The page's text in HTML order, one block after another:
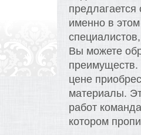
именно в
Вы можете
преимуществ.
цене
материалы.
работ
котором